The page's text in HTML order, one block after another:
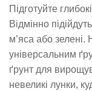
Підготуйте
Відмінно
м’яса або зелені.
універсальним
ґрунт для
невеликі лунки,